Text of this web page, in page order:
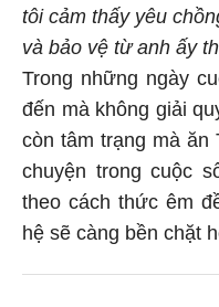
tôi cảm thấy yêu
và bảo vệ từ anh ấy
Trong những ngày
đến mà không giải
còn tâm trạng mà ăn
chuyện trong cuộc
theo cách thức êm
hệ sẽ càng bền chặt